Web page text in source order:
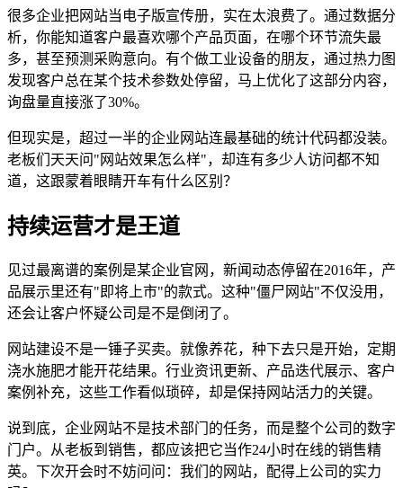
很多企业把网站当电子版宣传册，实在太浪费了。通过数据分
析，你能知道客户最喜欢哪个产品页面，在哪个环节流失最
多，甚至预测采购意向。有个做工业设备的朋友，通过热力图
发现客户总在某个技术参数处停留，马上优化了这部分内容，
询盘量直接涨了30%。
但现实是，超过一半的企业网站连最基础的统计代码都没装。
老板们天天问"网站效果怎么样"，却连有多少人访问都不知
道，这跟蒙着眼睛开车有什么区别？
持续运营才是王道
见过最离谱的案例是某企业官网，新闻动态停留在2016年，产
品展示里还有"即将上市"的款式。这种"僵尸网站"不仅没用，
还会让客户怀疑公司是不是倒闭了。
网站建设不是一锤子买卖。就像养花，种下去只是开始，定期
浇水施肥才能开花结果。行业资讯更新、产品迭代展示、客户
案例补充，这些工作看似琐碎，却是保持网站活力的关键。
说到底，企业网站不是技术部门的任务，而是整个公司的数字
门户。从老板到销售，都应该把它当作24小时在线的销售精
英。下次开会时不妨问问：我们的网站，配得上公司的实力